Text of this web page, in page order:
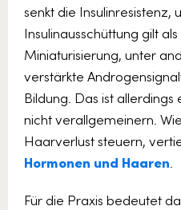
senkt die Insulinresistenz,
Insulinausschüttung gilt
Miniaturisierung, unter
verstärkte
Bildung. Das ist allerdings
nicht verallgemeinern.
Haarverlust steuern,
Hormonen und Haaren
Für die Praxis bedeutet